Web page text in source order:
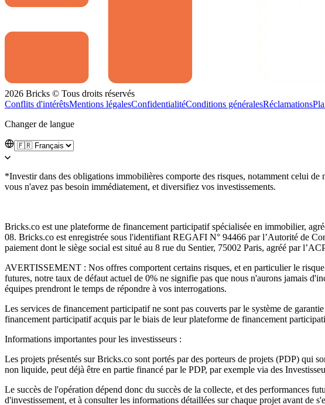
2026 Bricks © Tous droits réservés
Conflits d'intérêtsMentions légalesConfidentialitéConditions généralesRéclamations
Changer de langue
*Investir dans des obligations immobilières comporte des risques, notamment celui
vous n'avez pas besoin immédiatement, et diversifiez vos investissements.
Bricks.co est une plateforme de financement participatif spécialisée en immobilier,
08. Bricks.co est enregistrée sous l'identifiant REGAFI N° 94466 par l’Autorité de
paiement dont le siège social est situé au 8 rue du Sentier, 75002 Paris, agréé par
AVERTISSEMENT : Nos offres comportent certains risques, et en particulier le
futures, notre taux de défaut actuel de 0% ne signifie pas que nous n'aurons jamais
équipes prendront le temps de répondre à vos interrogations.
Les services de financement participatif ne sont pas couverts par le système de
financement participatif acquis par le biais de leur plateforme de financement
Informations importantes pour les investisseurs :
Les projets présentés sur Bricks.co sont portés par des porteurs de projets (PDP)
non liquide, peut déjà être en partie financé par le PDP, par exemple via des
Le succès de l'opération dépend donc du succès de la collecte, et des performances
d'investissement, et à consulter les informations détaillées sur chaque projet avant de